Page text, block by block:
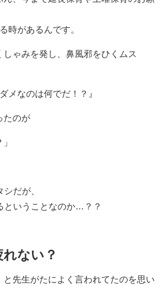
時があるんです。
ゃみを発し、鼻風邪をひくムス
メなのは何でだ！？』
たのが
だが、
ということなのか…？？
ない？
先生がたによく言われてたのを思い